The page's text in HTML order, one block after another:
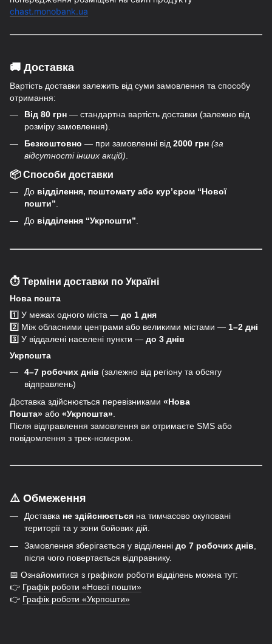
chast.monobank.ua
🚚 Доставка
Вартість доставки залежить від суми замовлення та способу
отримання:
Від 80 грн — стандартна вартість доставки (залежно від
розміру замовлення).
Безкоштовно — при замовленні від 2000 грн (за
відсутності інших акцій)
📦 Способи доставки
До відділення, поштомату або курʼєром “Нової
пошти”
До відділення “Укрпошти”.
⏱️ Терміни доставки по Україні
Нова пошта
1️⃣ У межах одного міста — до 1 дня
2️⃣ Між обласними центрами або великими містами — 1–2 дні
3️⃣ У віддалені населені пункти — до 3 днів
Укрпошта
4–7 робочих днів (залежно від регіону та обсягу
відправлень)
Доставка здійснюється перевізниками «Нова
Пошта» або «Укрпошта»
Після відправлення замовлення ви отримаєте SMS або
повідомлення з трек-номером.
⚠️ Обмеження
Доставка не здійснюється на тимчасово окуповані
території та у зони бойових дій.
Замовлення зберігається у відділенні до 7 робочих днів
після чого повертається відправнику.
📅 Ознайомитися з графіком роботи відділень можна тут:
👉 Графік роботи «Нової пошти»
👉 Графік роботи «Укрпошти»